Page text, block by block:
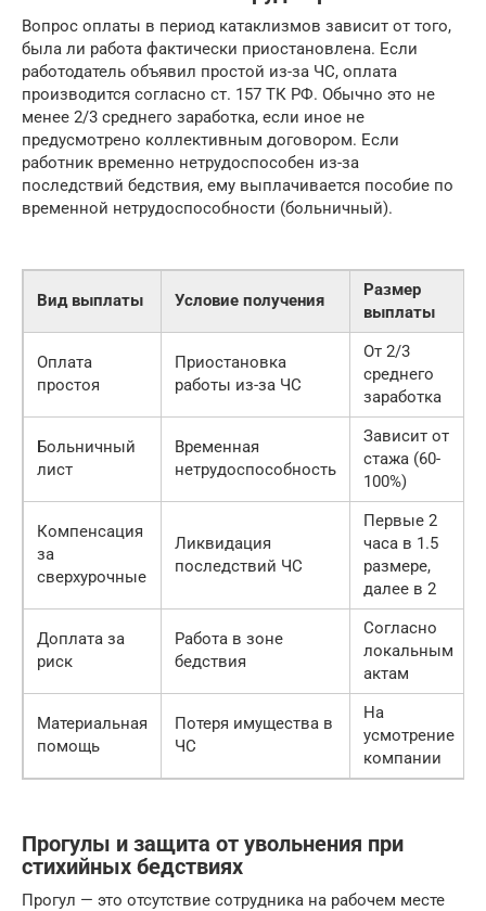
Вопрос оплаты в период катаклизмов зависит от того,
была ли работа фактически приостановлена. Если
работодатель объявил простой из-за ЧС, оплата
производится согласно ст. 157 ТК РФ. Обычно это не
менее 2/3 среднего заработка, если иное не
предусмотрено коллективным договором. Если
работник временно нетрудоспособен из-за
последствий бедствия, ему выплачивается пособие по
временной нетрудоспособности (больничный).
Вид выплаты Условие получения
Размер
выплаты
Оплата
простоя
Приостановка
работы из-за ЧС
От 2/3
среднего
заработка
Больничный
лист
Временная
нетрудоспособность
Зависит от
стажа (60-
100%)
Компенсация
за
сверхурочные
Ликвидация
последствий ЧС
Первые 2
часа в 1.5
размере,
далее в 2
Доплата за
риск
Работа в зоне
бедствия
Согласно
локальным
актам
Материальная
помощь
Потеря имущества в
ЧС
На
усмотрение
компании
Прогулы и защита от увольнения при
стихийных бедствиях
Прогул — это отсутствие сотрудника на рабочем месте